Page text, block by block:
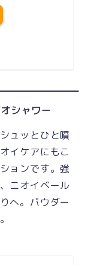
シャワー
ュッとひと噴
イケアにもこ
ョンです。強
ニオイベール
へ。パウダー